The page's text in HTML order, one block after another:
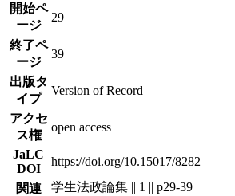
開始ペ
ージ
29
終了ペ
ージ
39
出版タ
イプ
Version of Record
アクセ
ス権
open access
JaLC
DOI
https://doi.org/10.15017/8282
関連
学生法政論集 || 1 || p29-39